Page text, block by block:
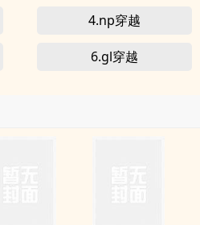
4.np穿越
6.gl穿越